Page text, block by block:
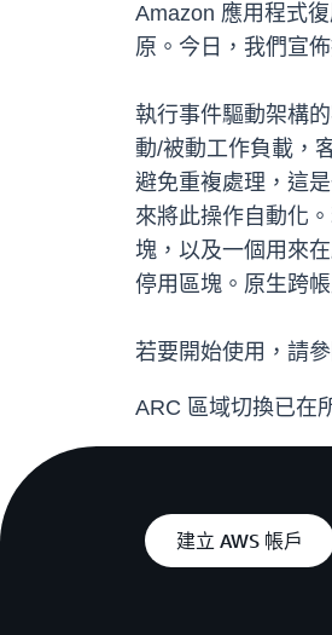
Amazon 應用程式
原。今日，我們宣
執行事件驅動架構
動/被動工作負載，
避免重複處理，這
來將此操作自動化
塊，以及一個用來
停用區塊。原生跨
若要開始使用，請
ARC 區域切換已在
建立 AWS 帳戶